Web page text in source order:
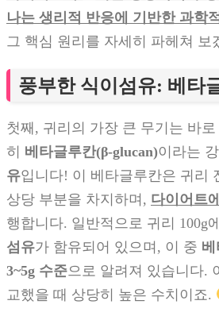
나는 생리적 반응에 기반한 과학
그 핵심 원리를 자세히 파헤쳐 보
풍부한 식이섬유: 베타
첫째, 귀리의 가장 큰 무기는 바로
히 베타글루칸(β-glucan)이라는
유입니다! 이 베타글루칸은 귀리
상당 부분을 차지하며, 다이어트
행합니다. 일반적으로 귀리 100g
섬유가 함유되어 있으며, 이 중
3~5g 수준으로 알려져 있습니다.
교했을 때 상당히 높은 수치이죠.